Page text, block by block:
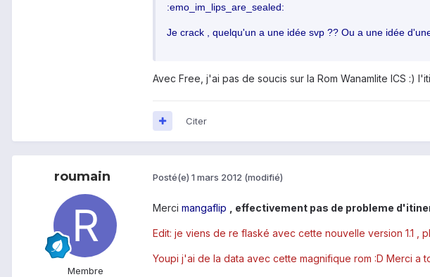
:emo_im_lips_are_sealed:
Je crack , quelqu'un a une idée svp ?? Ou a une idée
Avec Free, j'ai pas de soucis sur la Rom Wanamlite ICS :)
Citer
roumain
Membre
Posté(e) 1 mars 2012 (modifié)
Merci mangaflip , effectivement pas de probleme
Edit: je viens de re flaské avec cette nouvelle version 1.1
Youpi j'ai de la data avec cette magnifique rom :D Merci a